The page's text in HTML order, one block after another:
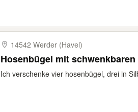
14542 Werder (Havel)
Hosenbügel mit
Ich verschenke vier hosenbügel, drei in